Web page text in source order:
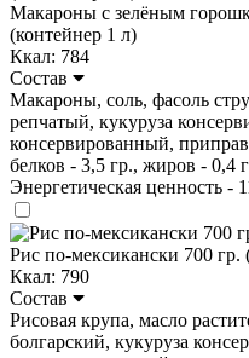
Макароны с зелёным
(контейнер 1 л)
Ккал: 784
Состав
Макароны, соль, фасоль
репчатый, кукуруза
консервированный,
белков - 3,5 гр., жиров - 0,4
Энергетическая ценность -
Рис по-мексикански 700 гр.
Ккал: 790
Состав
Рисовая крупа, масло
болгарский, кукуруза